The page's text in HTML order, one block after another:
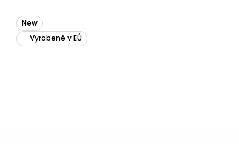
New
Vyrobené v EÚ